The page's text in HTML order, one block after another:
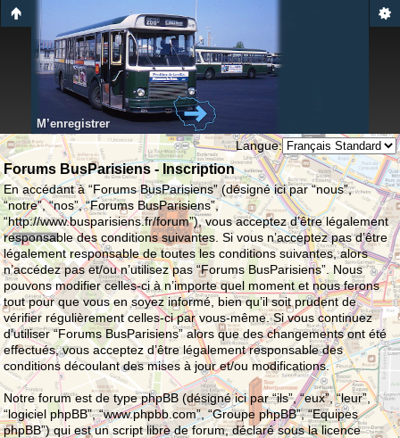
M’enregistrer
Langue:
Forums BusParisiens - Inscription
En accédant à “Forums BusParisiens” (désigné ici par “nous”,
“notre”, “nos”, “Forums BusParisiens”,
“http://www.busparisiens.fr/forum”), vous acceptez d’être légalement
responsable des conditions suivantes. Si vous n’acceptez pas d’être
légalement responsable de toutes les conditions suivantes, alors
n’accédez pas et/ou n’utilisez pas “Forums BusParisiens”. Nous
pouvons modifier celles-ci à n’importe quel moment et nous ferons
tout pour que vous en soyez informé, bien qu’il soit prudent de
vérifier régulièrement celles-ci par vous-même. Si vous continuez
d’utiliser “Forums BusParisiens” alors que des changements ont été
effectués, vous acceptez d’être légalement responsable des
conditions découlant des mises à jour et/ou modifications.
Notre forum est de type phpBB (désigné ici par “ils”, “eux”, “leur”,
“logiciel phpBB”, “www.phpbb.com”, “Groupe phpBB”, “Equipes
phpBB”) qui est un script libre de forum, déclaré sous la licence